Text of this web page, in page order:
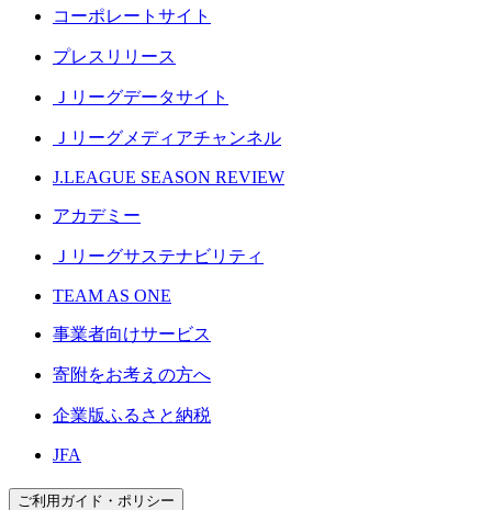
コーポレートサイト
プレスリリース
Ｊリーグデータサイト
Ｊリーグメディアチャンネル
J.LEAGUE SEASON REVIEW
アカデミー
Ｊリーグサステナビリティ
TEAM AS ONE
事業者向けサービス
寄附をお考えの方へ
企業版ふるさと納税
JFA
ご利用ガイド・ポリシー